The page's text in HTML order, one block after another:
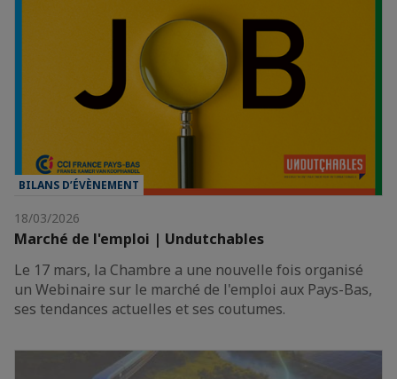
BILANS D’ÉVÈNEMENT
18/03/2026
Marché de l'emploi | Undutchables
Le 17 mars, la Chambre a une nouvelle fois organisé
un Webinaire sur le marché de l'emploi aux Pays-Bas,
ses tendances actuelles et ses coutumes.